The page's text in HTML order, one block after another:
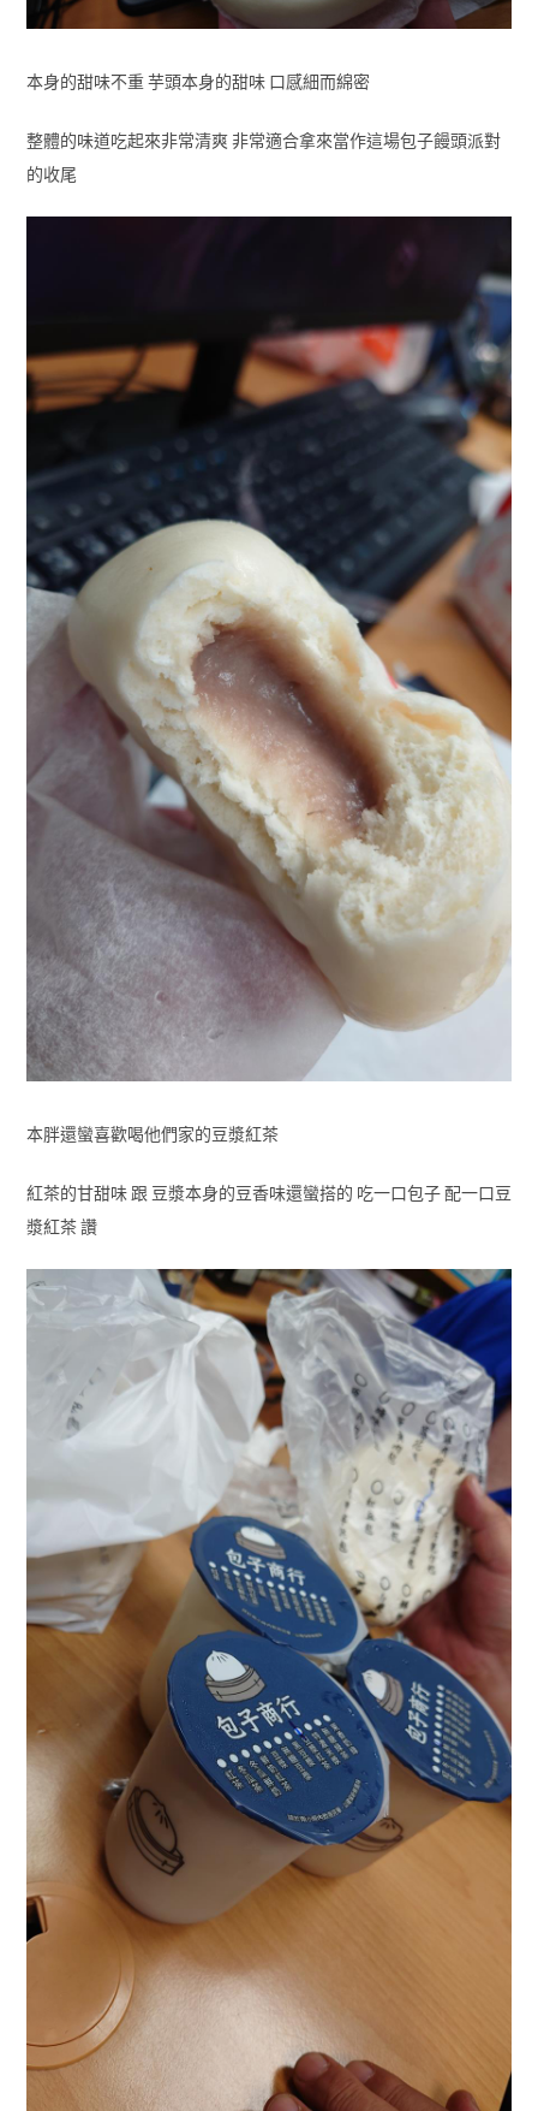
本身的甜味不重 芋頭本身的甜味 口感細而綿密
整體的味道吃起來非常清爽 非常適合拿來當作這場包子饅頭派對
的收尾
本胖還蠻喜歡喝他們家的豆漿紅茶
紅茶的甘甜味 跟 豆漿本身的豆香味還蠻搭的 吃一口包子 配一口豆
漿紅茶 讚